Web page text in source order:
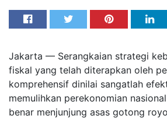
Jakarta — Serangkaian strategi
fiskal yang telah diterapkan oleh
komprehensif dinilai sangatlah
memulihkan perekonomian
benar menjunjung asas gotong